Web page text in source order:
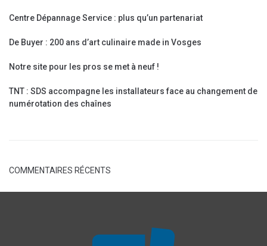
Centre Dépannage Service : plus qu’un partenariat
De Buyer : 200 ans d’art culinaire made in Vosges
Notre site pour les pros se met à neuf !
TNT : SDS accompagne les installateurs face au changement de
numérotation des chaînes
COMMENTAIRES RÉCENTS